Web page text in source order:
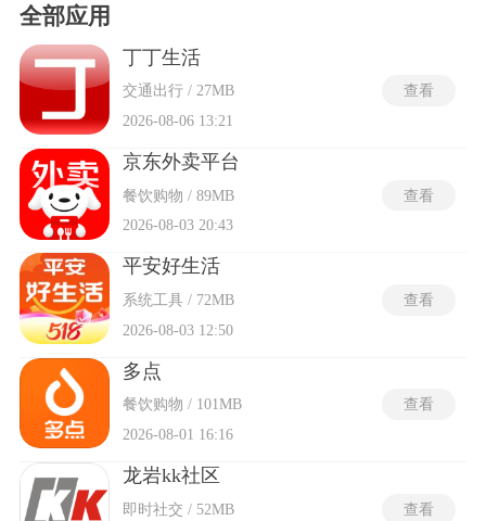
服务人员实时空闲状态与历史评分，推送距离最近、评价最高
的服务者列表，并附带资质认证、从业年限与用户评价摘要，
帮助降低选择成本。预约流程支持即时呼叫与定时预约两种模
式，前者在短时间内匹配附近可上门人员，后者允许用户提前
数天规划。售后保障方面，多数家政服务app对未达标准的服务
提供免费返工或部分退款补偿。部分软件推出会员订阅或服务
套餐，定期服务任务按折扣价结算。
全部应用
丁丁生活
交通出行 / 27MB
2026-08-06 13:21
查看
京东外卖平台
餐饮购物 / 89MB
2026-08-03 20:43
查看
平安好生活
系统工具 / 72MB
2026-08-03 12:50
查看
多点
餐饮购物 / 101MB
2026-08-01 16:16
查看
龙岩kk社区
即时社交 / 52MB
查看